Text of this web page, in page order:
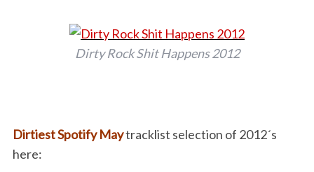
Dirty Rock Shit Happens 2012
Dirtiest Spotify Maytracklist selection of 2012´s
here: